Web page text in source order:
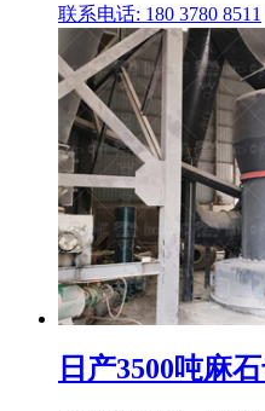
联系电话: 180 3780 8511
日产3500吨麻